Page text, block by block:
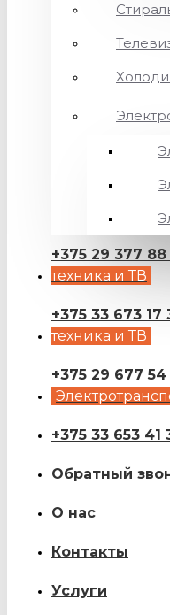
+375 29 377 88
техника и ТВ
+375 33 673 17
техника и ТВ
+375 29 677 54
+375 33 653 41
Обратный
О нас
Контакты
Услуги